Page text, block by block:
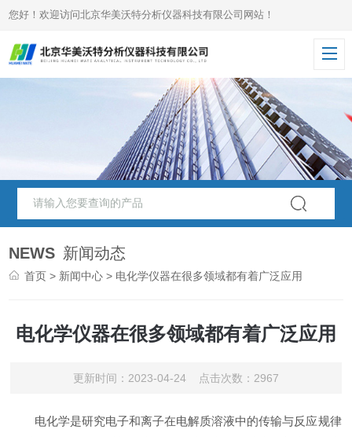
您好！欢迎访问北京华美沃特分析仪器科技有限公司网站！
NEWS 新闻动态
首页 > 新闻中心 > 电化学仪器在很多领域都有着广泛应用
电化学仪器在很多领域都有着广泛应用
更新时间：2023-04-24 点击次数：2967
电化学是研究电子和离子在电解质溶液中的传输与反应规律